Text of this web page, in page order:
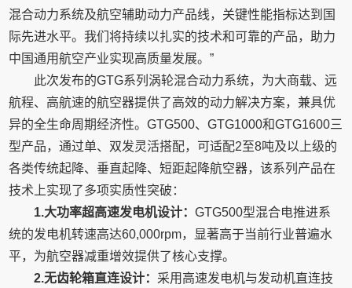
混合动力系统及航空辅助动力产品线，关键性能指标达到国
际先进水平。我们将持续以扎实的技术和可靠的产品，助力
中国通用航空产业实现高质量发展。”
此次发布的GTG系列涡轮混合动力系统，为大商载、远
航程、高航速的航空器提供了高效的动力解决方案，兼具优
异的全生命周期经济性。GTG500、GTG1000和GTG1600三
型产品，通过单、双发灵活搭配，可适配2至8吨及以上级的
各类传统起降、垂直起降、短距起降航空器，该系列产品在
技术上实现了多项实质性突破：
1.大功率超高速发电机设计：GTG500型混合电推进系
统的发电机转速高达60,000rpm，显著高于当前行业普遍水
平，为航空器减重增效提供了核心支撑。
2.无齿轮箱直连设计： 采用高速发电机与发动机直连技